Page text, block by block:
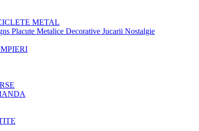
METAL
Placute Metalice Decorative Jucarii Nostalgie